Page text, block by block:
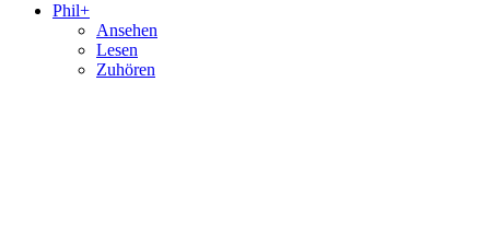
Phil+
Ansehen
Lesen
Zuhören